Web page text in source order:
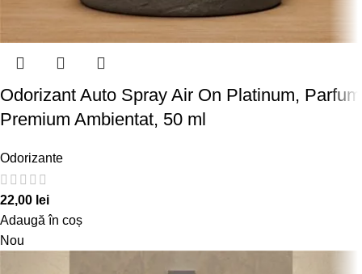
Odorizant Auto Spray Air On Platinum, Parfum
Premium Ambientat, 50 ml
Odorizante
22,00 lei
Adaugă în coș
Nou